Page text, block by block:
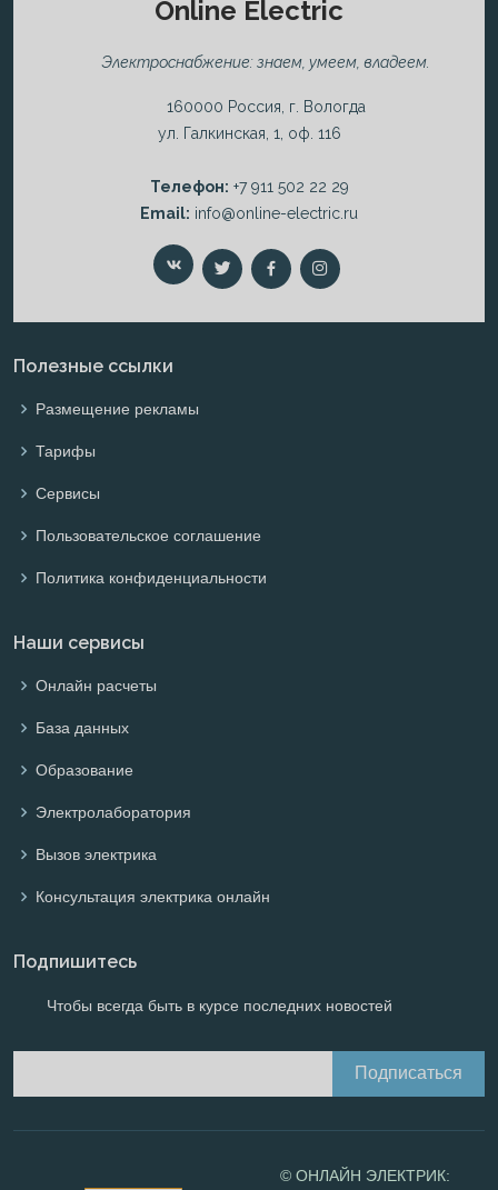
Online Electric
Электроснабжение: знаем, умеем, владеем.
160000 Россия, г. Вологда
ул. Галкинская, 1, оф. 116
Телефон: +7 911 502 22 29
Email: info@online-electric.ru
Полезные ссылки
Размещение рекламы
Тарифы
Сервисы
Пользовательское соглашение
Политика конфиденциальности
Наши сервисы
Онлайн расчеты
База данных
Образование
Электролаборатория
Вызов электрика
Консультация электрика онлайн
Подпишитесь
Чтобы всегда быть в курсе последних новостей
© ОНЛАЙН ЭЛЕКТРИК: